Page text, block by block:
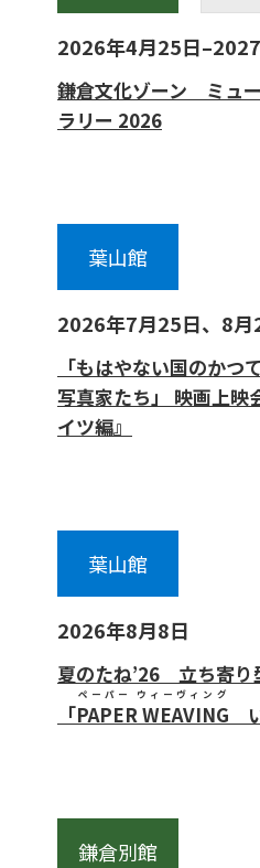
2026年4月25日
鎌倉文化ゾーン ミュ
ラリー 2026
葉山館
2026年7月25日、8月
「もはやない国のか
写真家たち」 映画上
イツ編』
葉山館
2026年8月8日
夏のたね’26 立ち寄り
「PAPER WEAVING
ペーパー ウィーヴィング
鎌倉別館